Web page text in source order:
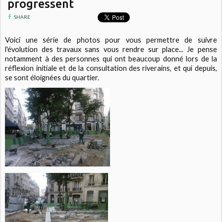
progressent
SHARE
Voici une série de photos pour vous permettre de suivre
l'évolution des travaux sans vous rendre sur place... Je pense
notamment à des personnes qui ont beaucoup donné lors de la
réflexion initiale et de la consultation des riverains, et qui depuis,
se sont éloignées du quartier.